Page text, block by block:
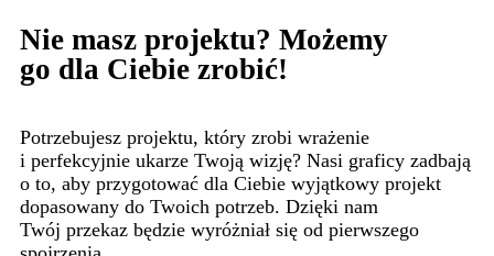
Nie masz projektu? Możemy
go dla Ciebie zrobić!
Potrzebujesz projektu, który zrobi wrażenie
i perfekcyjnie ukarze Twoją wizję? Nasi graficy zadbają
o to, aby przygotować dla Ciebie wyjątkowy projekt
dopasowany do Twoich potrzeb. Dzięki nam
Twój przekaz będzie wyróżniał się od pierwszego